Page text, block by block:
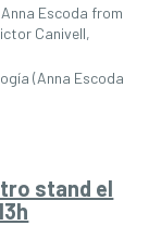
Escoda from
Canivell,
(Anna Escoda
stand el